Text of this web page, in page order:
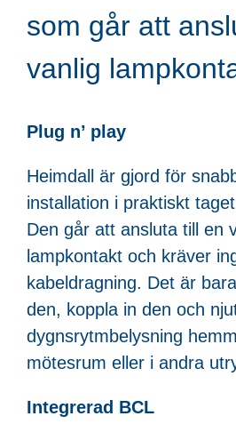
som går att
vanlig
Plug n’ play
Heimdall är gjord för
installation i praktiskt
Den går att ansluta till en
lampkontakt och kräver
kabeldragning. Det är
den, koppla in den och
dygnsrytmbelysning
mötesrum eller i andra
Integrerad BCL